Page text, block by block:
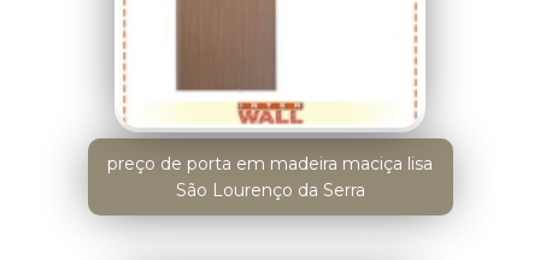
preço de porta em madeira maciça lisa
São Lourenço da Serra